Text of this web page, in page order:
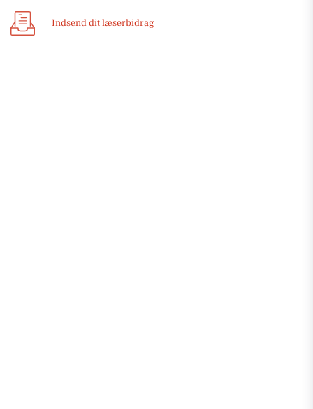
Indsend dit læserbidrag